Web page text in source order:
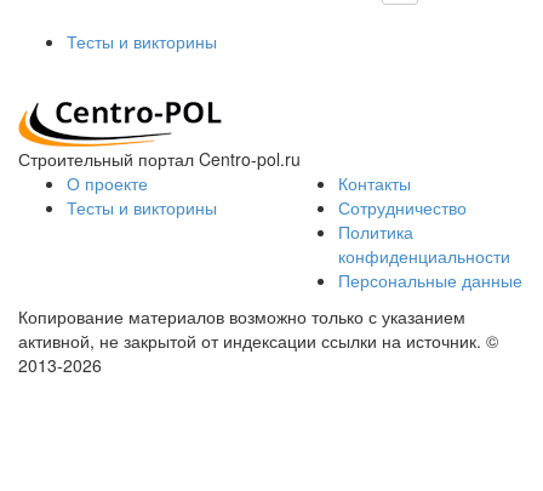
Тесты и викторины
Строительный портал Centro-pol.ru
О проекте
Тесты и викторины
Контакты
Сотрудничество
Политика
конфиденциальности
Персональные данные
Копирование материалов возможно только с указанием
активной, не закрытой от индексации ссылки на источник. ©
2013-2026